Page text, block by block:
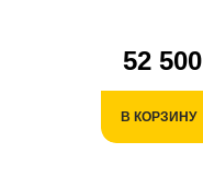
52 500
В КОРЗИНУ